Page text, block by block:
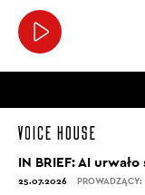
IN BRIEF: AI
25.07.2026